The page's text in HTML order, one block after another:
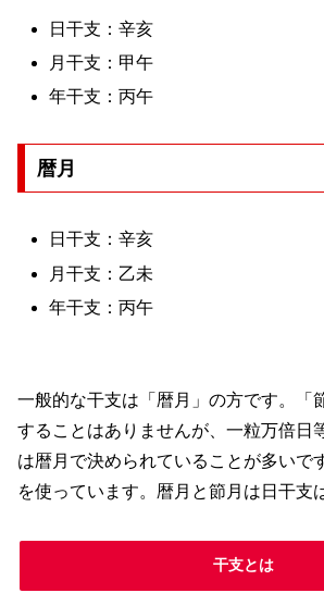
日干支：辛亥
月干支：甲午
年干支：丙午
暦月
日干支：辛亥
月干支：乙未
年干支：丙午
一般的な干支は「暦月」の方です。「
することはありませんが、一粒万倍日
は暦月で決められていることが多いで
を使っています。暦月と節月は日干支
干支とは